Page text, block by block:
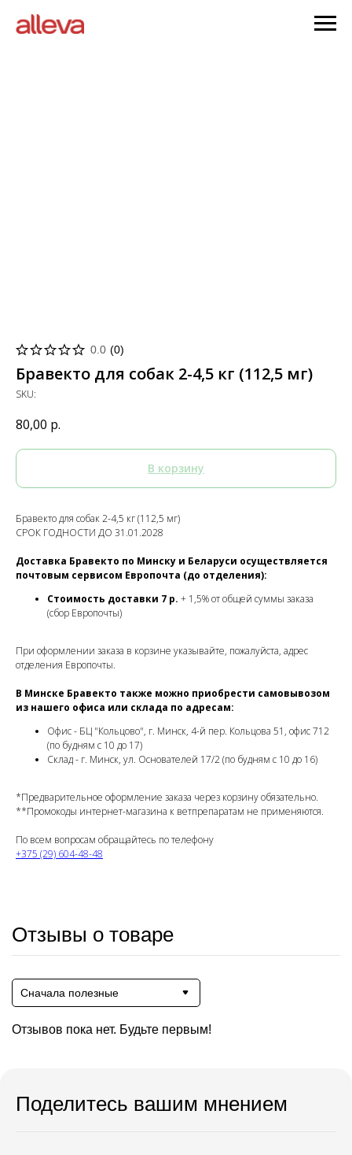
0.0 (0)
Бравекто для собак 2-4,5 кг (112,5 мг)
SKU:
80,00 р.
В корзину
Бравекто для собак 2-4,5 кг (112,5 мг)
СРОК ГОДНОСТИ ДО 31.01.2028
Доставка Бравекто по Минску и Беларуси осуществляется
почтовым сервисом Европочта (до отделения):
Стоимость доставки 7 р. + 1,5% от общей суммы заказа
(сбор Европочты)
При оформлении заказа в корзине указывайте, пожалуйста, адрес
отделения Европочты.
В Минске Бравекто также можно приобрести самовывозом
из нашего офиса или склада по адресам:
Офис - БЦ "Кольцово", г. Минск, 4-й пер. Кольцова 51, офис 712
(по будням с 10 до 17)
Склад - г. Минск, ул. Основателей 17/2 (по будням с 10 до 16)
*Предварительное оформление заказа через корзину обязательно.
**Промокоды интернет-магазина к ветпрепаратам не применяются.
По всем вопросам обращайтесь по телефону
+375 (29) 604-48-48
Отзывы о товаре
Сначала полезные
Отзывов пока нет. Будьте первым!
Поделитесь вашим мнением